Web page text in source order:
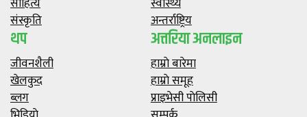
संस्कृति
अन्तर्राष्ट्रिय
थप
जीवनशैली
खेलकुद
ब्लग
अत्तरिया अनलाइन
हाम्राे बारेमा
हाम्राे समूह
प्राइभेसी पाेलिसी